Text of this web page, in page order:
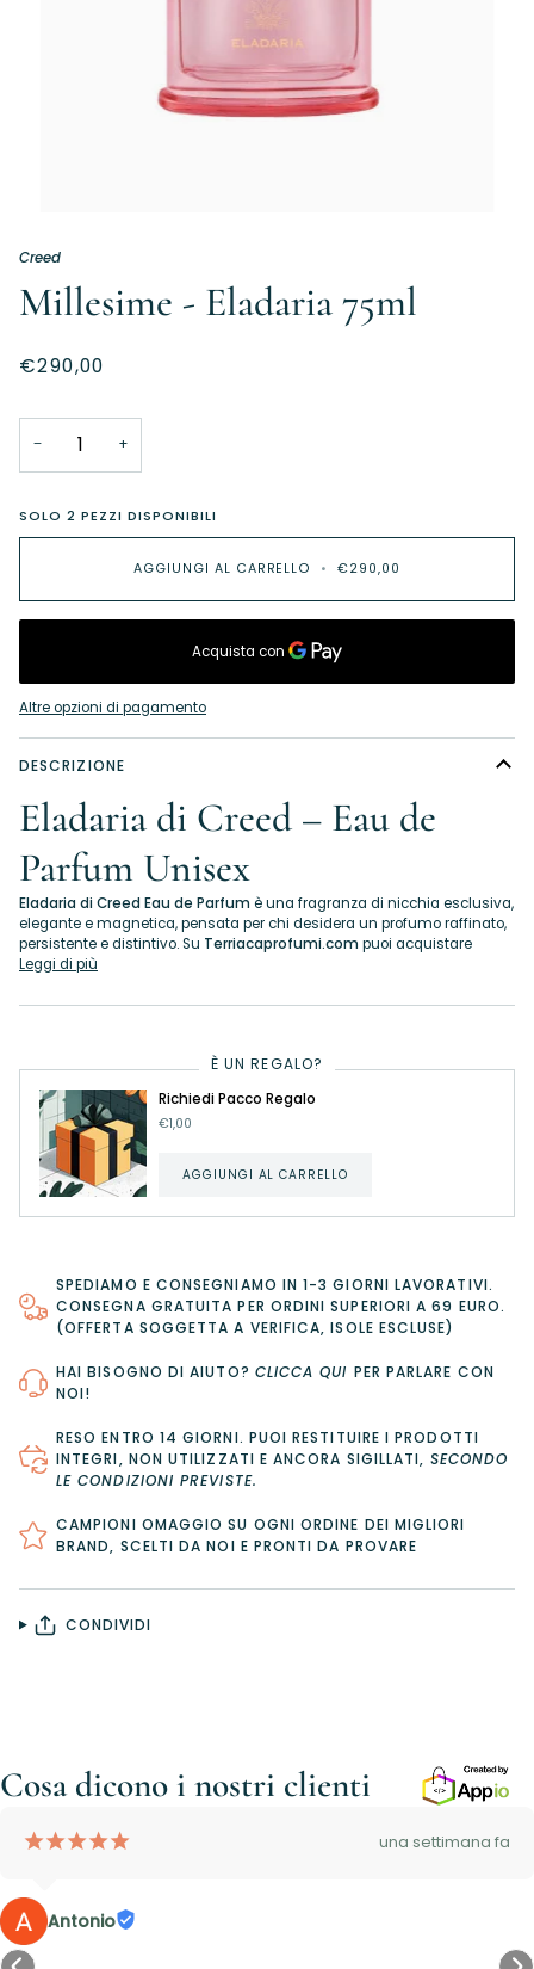
Creed
Millesime - Eladaria 75ml
€290,00
− +
SOLO2 PEZZI DISPONIBILI
AGGIUNGI AL CARRELLO • €290,00
Altre opzioni di pagamento
DESCRIZIONE
Eladaria di Creed – Eau de
Parfum Unisex
Eladaria di Creed Eau de Parfum è una fragranza di nicchia esclusiva,
elegante e magnetica, pensata per chi desidera un profumo raffinato,
persistente e distintivo. Su Terriacaprofumi.com puoi acquistare
Leggi di più
È UN REGALO?
Richiedi Pacco Regalo
€1,00
AGGIUNGI AL CARRELLO
SPEDIAMO E CONSEGNIAMO IN 1-3 GIORNI LAVORATIVI.
CONSEGNA GRATUITA PER ORDINI SUPERIORI A 69 EURO.
(OFFERTA SOGGETTA A VERIFICA, ISOLE ESCLUSE)
HAI BISOGNO DI AIUTO? CLICCA QUI PER PARLARE CON
NOI!
RESO ENTRO 14 GIORNI. PUOI RESTITUIRE I PRODOTTI
INTEGRI, NON UTILIZZATI E ANCORA SIGILLATI, SECONDO
LE CONDIZIONI PREVISTE.
CAMPIONI OMAGGIO SU OGNI ORDINE DEI MIGLIORI
BRAND, SCELTI DA NOI E PRONTI DA PROVARE
CONDIVIDI
Cosa dicono i nostri clienti
¡¡¡¡¡ una settimana fa
Antonio